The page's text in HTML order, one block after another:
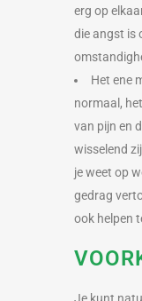
erg op
die angst is
Het ene
normaal,
van pijn en
wisselend
je weet op
gedrag
ook helpen